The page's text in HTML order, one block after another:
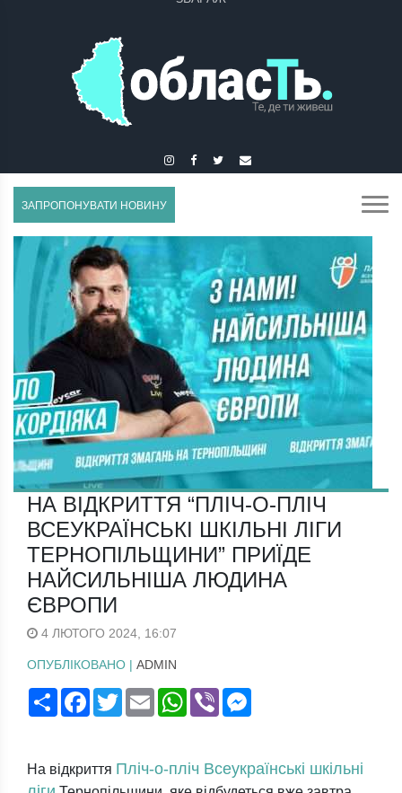
ЗАПРОПОНУВАТИ НОВИНУ
НА ВІДКРИТТЯ “ПЛІЧ-О-ПЛІЧ
ВСЕУКРАЇНСЬКІ ШКІЛЬНІ ЛІГИ
ТЕРНОПІЛЬЩИНИ” ПРИЇДЕ
НАЙСИЛЬНІША ЛЮДИНА
ЄВРОПИ
4 ЛЮТОГО 2024, 16:07
ОПУБЛІКОВАНО | ADMIN
ПоширитиFacebook
TwitterEmail WhatsApp
Viber
На відкриття Пліч-о-пліч Всеукраїнські шкільні